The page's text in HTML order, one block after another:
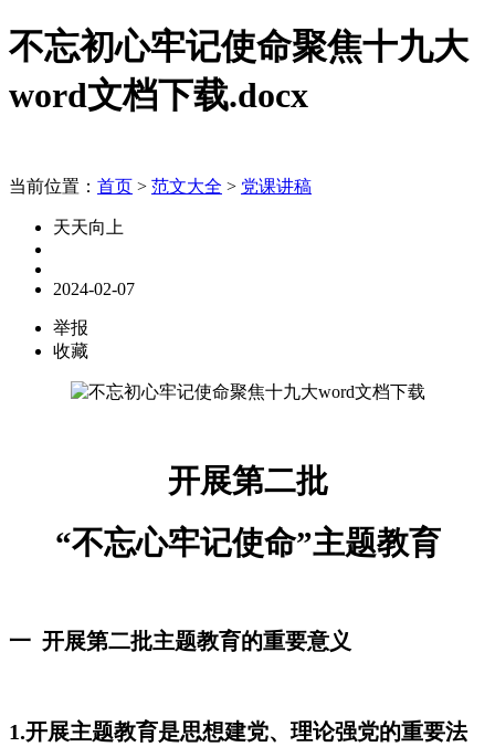
不忘初心牢记使命聚焦十九大
word文档下载.docx
当前位置： 首页 > 范文大全 > 党课讲稿
天天向上
2024-02-07
举报
收藏
开展第二批
“不忘心牢记使命”主题教育
一 开展第二批主题教育的重要意义
1.开展主题教育是思想建党、理论强党的重要法